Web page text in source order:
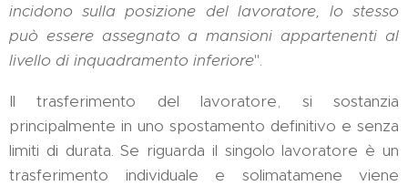
incidono sulla posizione del lavoratore, lo stesso
può essere assegnato a mansioni appartenenti al
livello di inquadramento inferiore".
Il trasferimento del lavoratore, si sostanzia
principalmente in uno spostamento definitivo e senza
limiti di durata. Se riguarda il singolo lavoratore è un
trasferimento individuale e solimatamene viene